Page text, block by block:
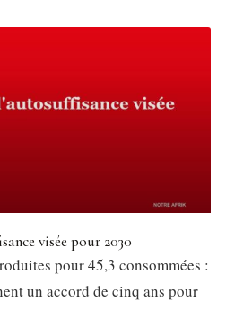
visée pour 2030
pour 45,3 consommées :
un accord de cinq ans pour